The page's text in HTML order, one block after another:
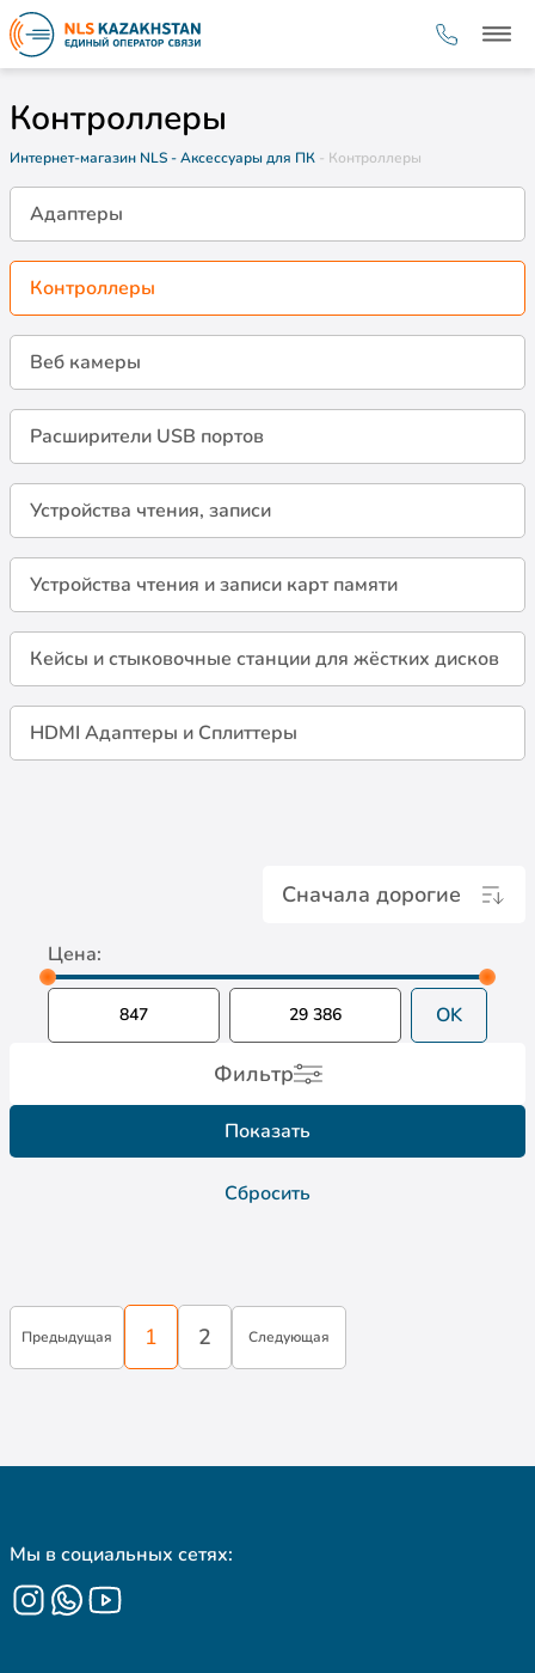
Контроллеры
Интернет-магазин NLS- Аксессуары для ПК - Контроллеры
Адаптеры
Контроллеры
Веб камеры
Расширители USB портов
Устройства чтения, записи
Устройства чтения и записи карт памяти
Кейсы и стыковочные станции для жёстких дисков
HDMI Адаптеры и Сплиттеры
Сначала дорогие
Цена:
OK
Фильтр
Показать
Сбросить
Предыдущая 1 2 Следующая
Мы в социальных сетях: